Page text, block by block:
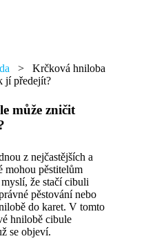
> Krčková hniloba
jí předejít?
může zničit
z nejčastějších a
mohou pěstitelům
že stačí cibuli
pěstování nebo
do karet. V tomto
hnilobě cibule
se objeví.